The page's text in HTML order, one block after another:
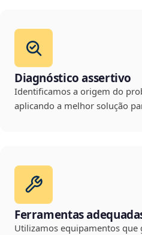
Diagnóstico assertivo
Identificamos a origem do
aplicando a melhor solução
Ferramentas
Utilizamos equipamentos que